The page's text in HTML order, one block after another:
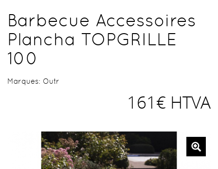
Barbecue Accessoires
Plancha TOPGRILLE
100
Marques: Outr
161€ HTVA